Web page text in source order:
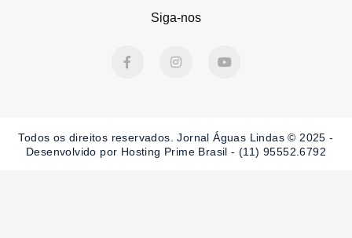
Siga-nos
a
k
-
n
a
m
o
Todos os direitos reservados. Jornal Águas Lindas © 2025 -
Desenvolvido por Hosting Prime Brasil - (11) 95552.6792